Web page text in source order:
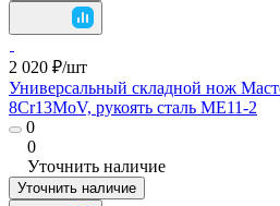
2 020 ₽/шт
Универсальный складной нож
8Cr13MoV, рукоять сталь ME11-2
0
0
Уточнить наличие
Уточнить наличие